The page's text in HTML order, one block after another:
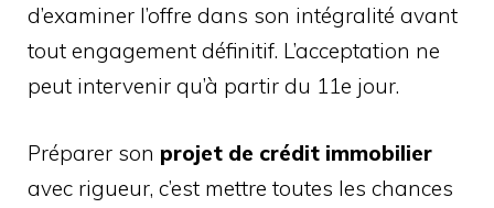
d’examiner l’offre dans son intégralité avant
tout engagement définitif. L’acceptation ne
peut intervenir qu’à partir du 11e jour.
Préparer son projet de crédit immobilier
avec rigueur, c’est mettre toutes les chances